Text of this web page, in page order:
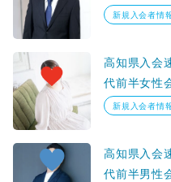
新規入会者情
高知県入会
代前半女性
新規入会者情
高知県入会
代前半男性